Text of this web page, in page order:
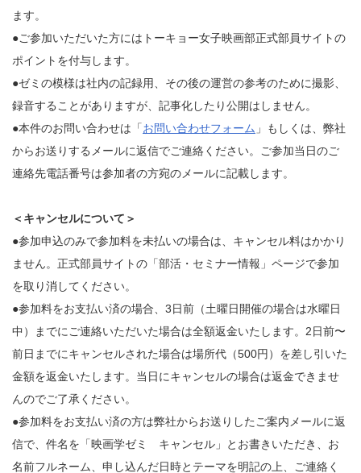
ます。
●ご参加いただいた方にはトーキョー女子映画部正式部員サイトの
ポイントを付与します。
●ゼミの模様は社内の記録用、その後の運営の参考のために撮影、
録音することがありますが、記事化したり公開はしません。
●本件のお問い合わせは「お問い合わせフォーム 」もしくは、弊社
からお送りするメールに返信でご連絡ください。ご参加当日のご
連絡先電話番号は参加者の方宛のメールに記載します。
＜キャンセルについて＞
●参加申込のみで参加料を未払いの場合は、キャンセル料はかかり
ません。正式部員サイトの「部活・セミナー情報」ページで参加
を取り消してください。
●参加料をお支払い済の場合、3日前（土曜日開催の場合は水曜日
中）までにご連絡いただいた場合は全額返金いたします。2日前〜
前日までにキャンセルされた場合は場所代（500円）を差し引いた
金額を返金いたします。当日にキャンセルの場合は返金できませ
んのでご了承ください。
●参加料をお支払い済の方は弊社からお送りしたご案内メールに返
信で、件名を「映画学ゼミ キャンセル」とお書きいただき、お
名前フルネーム、申し込んだ日時とテーマを明記の上、ご連絡く